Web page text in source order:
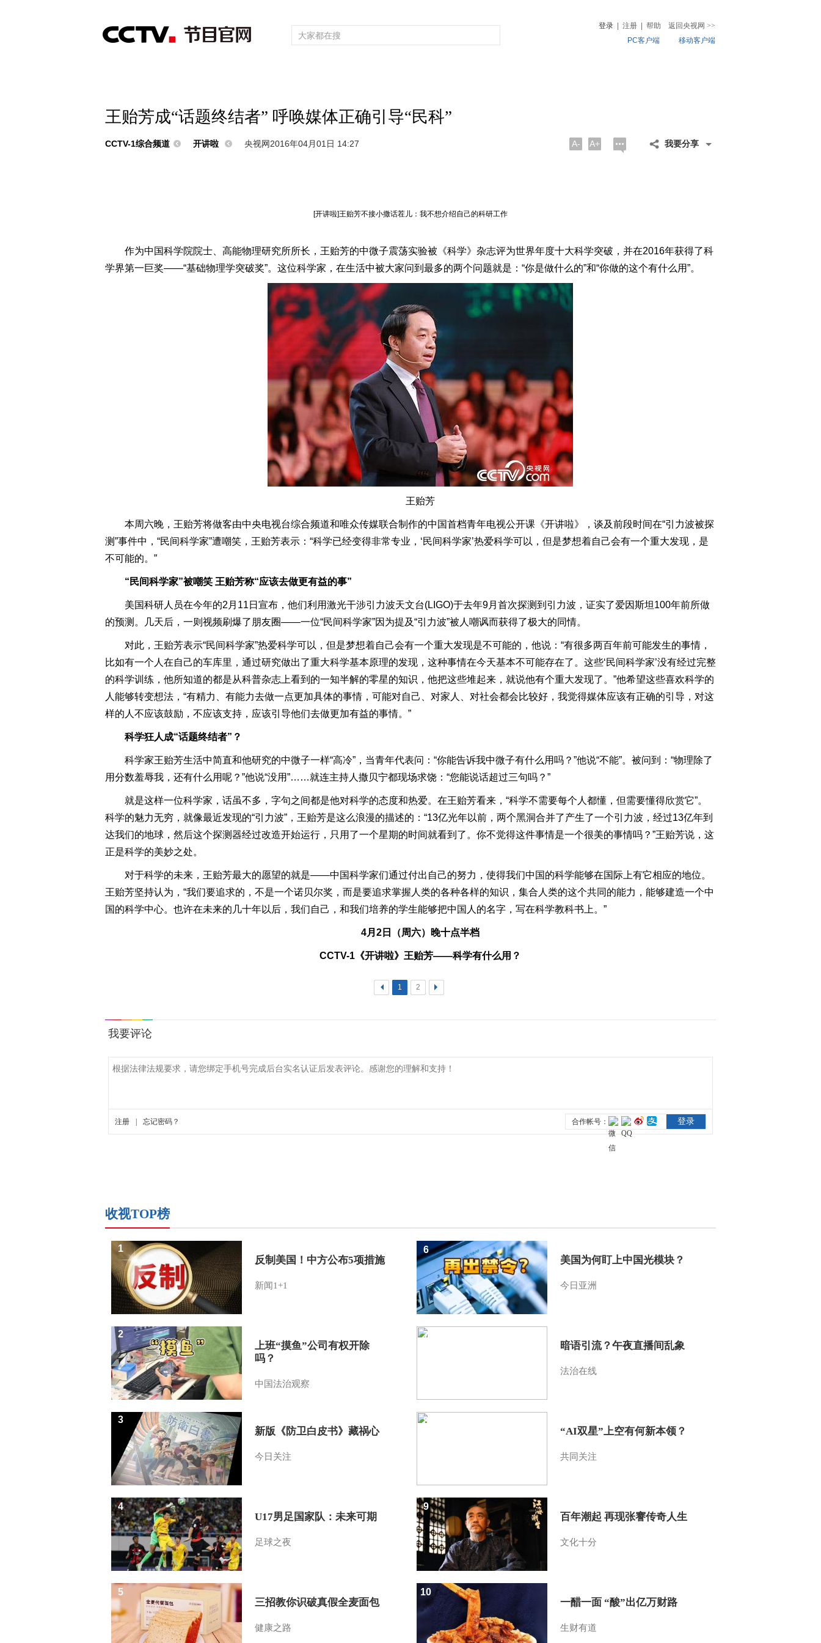
登录 注册 帮助 返回央视网 >>
PC客户端
移动客户端
王贻芳成“话题终结者” 呼唤媒体正确引导“民科”
CCTV-1综合频道 开讲啦 央视网2016年04月01日 14:27 A- A+ 我要分享
[开讲啦]王贻芳不接小撒话茬儿：我不想介绍自己的科研工作
作为中国科学院院士、高能物理研究所所长，王贻芳的中微子震荡实验被《科学》杂志评为世界年度十大科学突破，并在2016年获得了科
学界第一巨奖——“基础物理学突破奖”。这位科学家，在生活中被大家问到最多的两个问题就是：“你是做什么的”和“你做的这个有什么用”。
王贻芳
本周六晚，王贻芳将做客由中央电视台综合频道和唯众传媒联合制作的中国首档青年电视公开课《开讲啦》，谈及前段时间在“引力波被探
测”事件中，“民间科学家”遭嘲笑，王贻芳表示：“科学已经变得非常专业，‘民间科学家’热爱科学可以，但是梦想着自己会有一个重大发现，是
不可能的。”
“民间科学家”被嘲笑 王贻芳称“应该去做更有益的事”
美国科研人员在今年的2月11日宣布，他们利用激光干涉引力波天文台(LIGO)于去年9月首次探测到引力波，证实了爱因斯坦100年前所做
的预测。几天后，一则视频刷爆了朋友圈——一位“民间科学家”因为提及“引力波”被人嘲讽而获得了极大的同情。
对此，王贻芳表示“民间科学家”热爱科学可以，但是梦想着自己会有一个重大发现是不可能的，他说：“有很多两百年前可能发生的事情，
比如有一个人在自己的车库里，通过研究做出了重大科学基本原理的发现，这种事情在今天基本不可能存在了。这些‘民间科学家’没有经过完整
的科学训练，他所知道的都是从科普杂志上看到的一知半解的零星的知识，他把这些堆起来，就说他有个重大发现了。”他希望这些喜欢科学的
人能够转变想法，“有精力、有能力去做一点更加具体的事情，可能对自己、对家人、对社会都会比较好，我觉得媒体应该有正确的引导，对这
样的人不应该鼓励，不应该支持，应该引导他们去做更加有益的事情。”
科学狂人成“话题终结者”？
科学家王贻芳生活中简直和他研究的中微子一样“高冷”，当青年代表问：“你能告诉我中微子有什么用吗？”他说“不能”。被问到：“物理除了
用分数羞辱我，还有什么用呢？”他说“没用”……就连主持人撒贝宁都现场求饶：“您能说话超过三句吗？”
就是这样一位科学家，话虽不多，字句之间都是他对科学的态度和热爱。在王贻芳看来，“科学不需要每个人都懂，但需要懂得欣赏它”。
科学的魅力无穷，就像最近发现的“引力波”，王贻芳是这么浪漫的描述的：“13亿光年以前，两个黑洞合并了产生了一个引力波，经过13亿年到
达我们的地球，然后这个探测器经过改造开始运行，只用了一个星期的时间就看到了。你不觉得这件事情是一个很美的事情吗？”王贻芳说，这
正是科学的美妙之处。
对于科学的未来，王贻芳最大的愿望的就是——中国科学家们通过付出自己的努力，使得我们中国的科学能够在国际上有它相应的地位。
王贻芳坚持认为，“我们要追求的，不是一个诺贝尔奖，而是要追求掌握人类的各种各样的知识，集合人类的这个共同的能力，能够建造一个中
国的科学中心。也许在未来的几十年以后，我们自己，和我们培养的学生能够把中国人的名字，写在科学教科书上。”
4月2日（周六）晚十点半档
CCTV-1《开讲啦》王贻芳——科学有什么用？
< 1 2 >
收视TOP榜
反制美国！中方公布5项措施
新闻1+1
1
上班“摸鱼”公司有权开除
吗？
中国法治观察
2
新版《防卫白皮书》藏祸心
今日关注
3
U17男足国家队：未来可期
足球之夜
4
三招教你识破真假全麦面包
健康之路
5
美国为何盯上中国光模块？
今日亚洲
6
暗语引流？午夜直播间乱象
法治在线
7
“AI双星”上空有何新本领？
共同关注
8
百年潮起 再现张謇传奇人生
文化十分
9
一醋一面 “酸”出亿万财路
生财有道
10